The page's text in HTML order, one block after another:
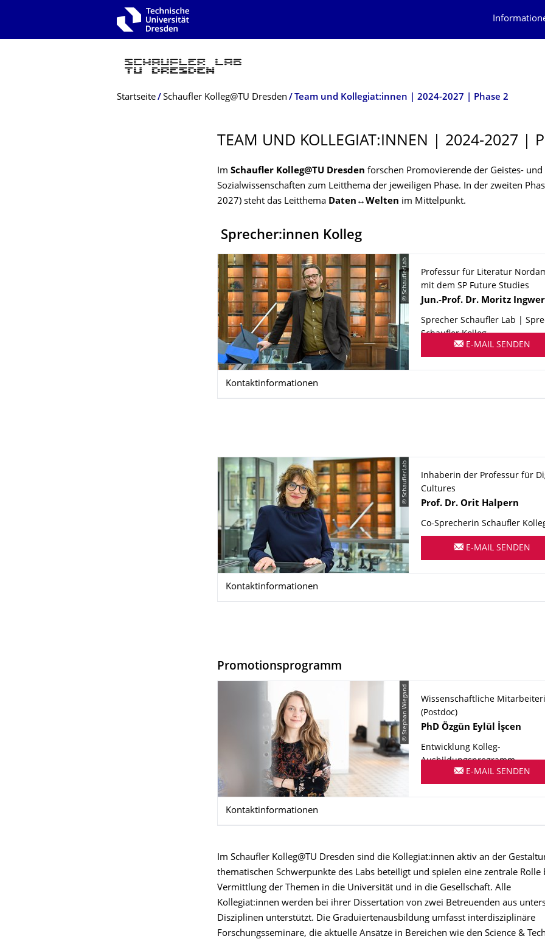
Zur Hauptnavigation springen
Breadcrumb-Menü
Startseite Schaufler Kolleg@TU Dresden Team und Kollegiat:innen | 2024-2027 | Phase 2
TEAM UND KOLLEGIAT:INNEN | 2024-2027 |
Im Schaufler Kolleg@TU Dresden forschen Promovierende der Geistes- und
Sozialwissenschaften zum Leitthema der jeweiligen Phase. In der zweiten
2027) steht das Leitthema Daten↔Welten im Mittelpunkt.
Sprecher:innen Kolleg
© SchauflerLab
Professur für Literatur
mit dem SP Future Studies
Name
Jun.-Prof. Dr. Moritz
Sprecher Schaufler Lab |
Schaufler Kolleg
E-MAIL SENDEN
Kontaktinformationen
© SchauflerLab
Inhaberin der Professur für
Cultures
Name
Prof. Dr. Orit Halpern
Co-Sprecherin Schaufler
E-MAIL SENDEN
Kontaktinformationen
Promotionsprogramm
© Stephan Wiegand
Wissenschaftliche
(Postdoc)
Name
PhD Özgün Eylül İşcen
Entwicklung Kolleg-
Ausbildungsprogramm
E-MAIL SENDEN
Kontaktinformationen
Im Schaufler Kolleg@TU Dresden sind die Kollegiat:innen aktiv an der
thematischen Schwerpunkte des Labs beteiligt und spielen eine zentrale Rolle
Vermittlung der Themen in die Universität und in die Gesellschaft. Alle
Kollegiat:innen werden bei ihrer Dissertation von zwei Betreuenden aus
Disziplinen unterstützt. Die Graduiertenausbildung umfasst interdisziplinäre
Forschungsseminare, die aktuelle Ansätze in Bereichen wie den Science &